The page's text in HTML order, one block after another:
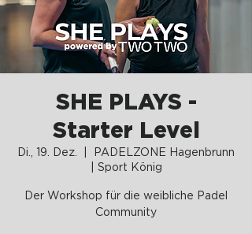
SHE PLAYS -
Starter Level
Di., 19. Dez.
PADELZONE Hagenbrunn
| Sport König
Der Workshop für die weibliche Padel
Community